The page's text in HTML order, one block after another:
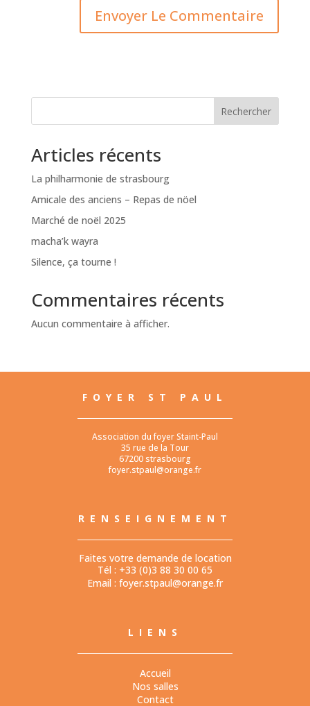
Rechercher
Articles récents
La philharmonie de strasbourg
Amicale des anciens – Repas de nöel
Marché de noël 2025
macha’k wayra
Silence, ça tourne !
Commentaires récents
Aucun commentaire à afficher.
FOYER ST PAUL
Association du foyer Staint-Paul
35 rue de la Tour
67200 strasbourg
foyer.stpaul@orange.fr
RENSEIGNEMENT
Faites votre demande de location
Tél : +33 (0)3 88 30 00 65
Email : foyer.stpaul@orange.fr
LIENS
Accueil
Nos salles
Contact